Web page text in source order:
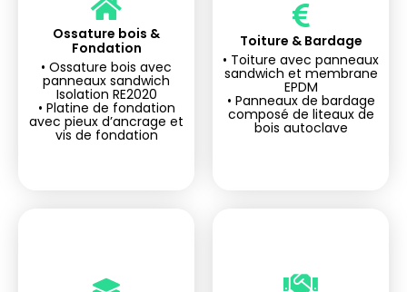
Ossature bois &
Fondation
• Ossature bois avec
panneaux sandwich
Isolation RE2020
• Platine de fondation
avec pieux d’ancrage et
vis de fondation
Investir l'esprit
tranquille
Toiture & Bardage
• Toiture avec panneaux
sandwich et membrane
EPDM
• Panneaux de bardage
composé de liteaux de
bois autoclave
Investir l'esprit
tranquille